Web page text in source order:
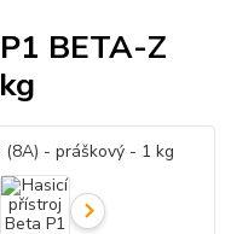
BETA-Z